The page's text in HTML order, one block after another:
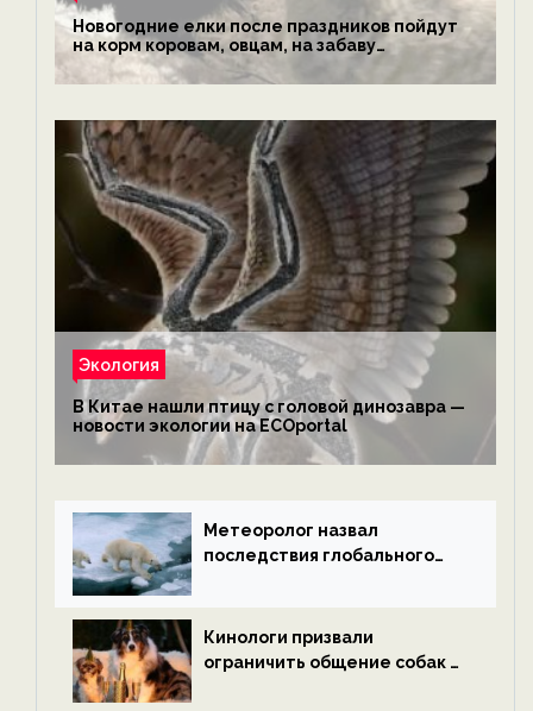
Новогодние елки после праздников пойдут
на корм коровам, овцам, на забаву
обезьянам, львам и леопардам — новости
экологии на ECOportal
Экология
В Китае нашли птицу с головой динозавра —
новости экологии на ECOportal
Метеоролог назвал
последствия глобального
ECOportal
Кинологи призвали
ограничить общение собак с